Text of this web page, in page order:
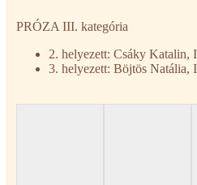
PRÓZA III. kategória
2. helyezett: Csáky Katalin,
3. helyezett: Böjtös Natália,